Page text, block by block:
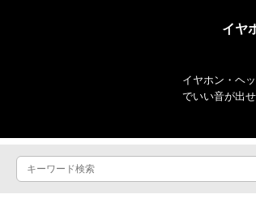
イヤ
イヤホン・ヘ
でいい音が出